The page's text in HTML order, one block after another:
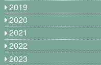
2019
2020
2021
2022
2023